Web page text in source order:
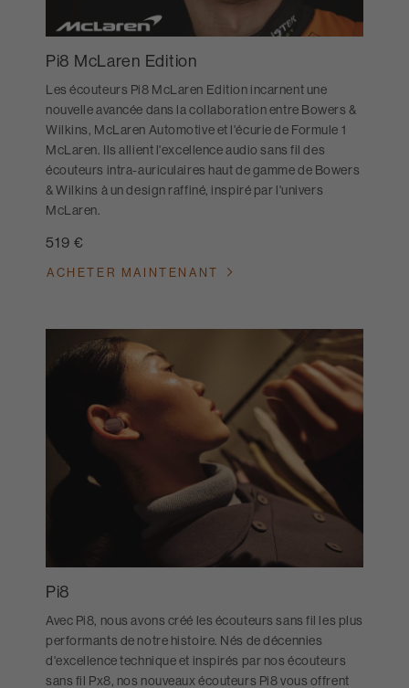
Pi8 McLaren Edition
Les écouteurs Pi8 McLaren Edition incarnent une
nouvelle avancée dans la collaboration entre Bowers &
Wilkins, McLaren Automotive et l'écurie de Formule 1
McLaren. Ils allient l'excellence audio sans fil des
écouteurs intra-auriculaires haut de gamme de Bowers
& Wilkins à un design raffiné, inspiré par l'univers
McLaren.
519 €
ACHETER MAINTENANT
Pi8
Avec Pi8, nous avons créé les écouteurs sans fil les plus
performants de notre histoire. Nés de décennies
d'excellence technique et inspirés par nos écouteurs
sans fil Px8, nos nouveaux écouteurs Pi8 vous offrent